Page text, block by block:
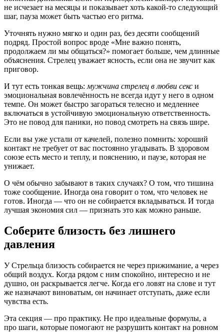
не исчезает на месяцы и показывает хоть какой-то следующий
шаг, пауза может быть частью его ритма.
Уточнять нужно мягко и один раз, без десяти сообщений
подряд. Простой вопрос вроде «Мне важно понять,
продолжаем ли мы общаться?» помогает больше, чем длинные
объяснения. Стрелец уважает ясность, если она не звучит как
приговор.
И тут есть тонкая вещь: мужчина стрелец в любви секс и
эмоциональная вовлечённость не всегда идут у него в одном
темпе. Он может быстро загораться телесно и медленнее
включаться в устойчивую эмоциональную ответственность.
Это не повод для паники, но повод смотреть на связь шире.
Если вы уже устали от качелей, полезно помнить: хороший
контакт не требует от вас постоянно угадывать. В здоровом
союзе есть место и теплу, и пояснению, и паузе, которая не
унижает.
О чём обычно забывают в таких случаях? О том, что тишина
тоже сообщение. Иногда она говорит о том, что человек не
готов. Иногда — что он не собирается вкладываться. И тогда
лучшая экономия сил — признать это как можно раньше.
Соберите близость без лишнего
давления
У Стрельца близость собирается не через прижимание, а через
общий воздух. Когда рядом с ним спокойно, интересно и не
душно, он раскрывается легче. Когда его ловят на слове и тут
же назначают виноватым, он начинает отступать, даже если
чувства есть.
Эта секция — про практику. Не про идеальные формулы, а
про шаги, которые помогают не разрушить контакт на ровном